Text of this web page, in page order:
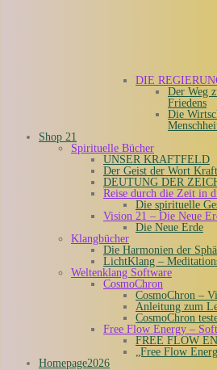
DIE
Der Weg
Friedens
Die
Shop 21
Spirituelle Bücher
UNSER KRAFTFELD
Der Geist der Wort Kraft
DEUTUNG DER
Reise durch die Zeit in
Die spirituelle
Vision 21 – Die Neue
Die Neue Erde
Klangbücher
Die Harmonien der
LichtKlang –
Weltenklang Software
CosmoChron
CosmoChron –
Anleitung zum
CosmoChron
Free Flow Energy –
FREE FLOW
„Free Flow
Homepage2026